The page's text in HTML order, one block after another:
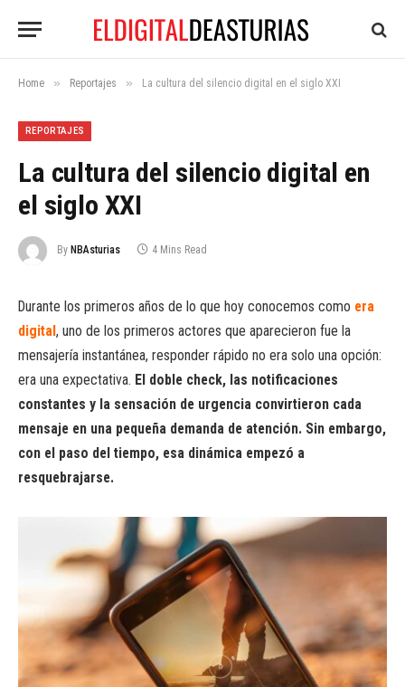
Home » Reportajes » La cultura del silencio digital en el siglo XXI
REPORTAJES
La cultura del silencio digital en
el siglo XXI
By NBAsturias 4 Mins Read
Durante los primeros años de lo que hoy conocemos como era
digital, uno de los primeros actores que aparecieron fue la
mensajería instantánea, responder rápido no era solo una opción:
era una expectativa. El doble check, las notificaciones
constantes y la sensación de urgencia convirtieron cada
mensaje en una pequeña demanda de atención. Sin embargo,
con el paso del tiempo, esa dinámica empezó a
resquebrajarse.